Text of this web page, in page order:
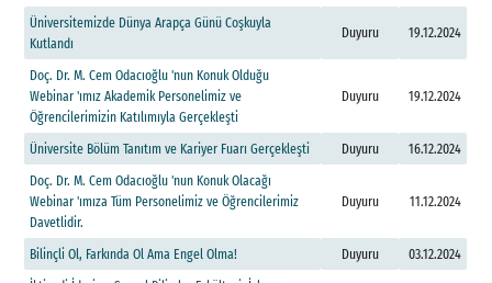
Üniversitemizde Dünya Arapça Günü Coşkuyla
Kutlandı
Duyuru 19.12.2024
Doç. Dr. M. Cem Odacıoğlu 'nun Konuk Olduğu
Webinar 'ımız Akademik Personelimiz ve
Öğrencilerimizin Katılımıyla Gerçekleşti
Duyuru 19.12.2024
Üniversite Bölüm Tanıtım ve Kariyer Fuarı Gerçekleşti Duyuru
16.12.2024
Doç. Dr. M. Cem Odacıoğlu 'nun Konuk Olacağı
Webinar 'ımıza Tüm Personelimiz ve Öğrencilerimiz
Davetlidir.
Duyuru 11.12.2024
Bilinçli Ol, Farkında Ol Ama Engel Olma! Duyuru
03.12.2024